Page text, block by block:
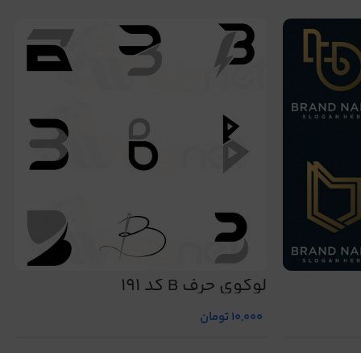
لوگوی حرف B کد 191
10,000تومان